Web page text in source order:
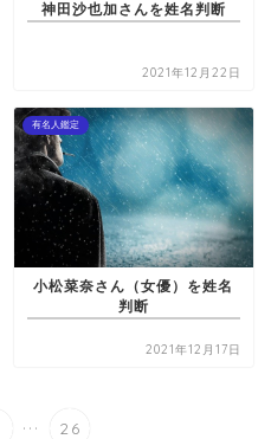
神田沙也加さんを姓名判断
2021年12月22日
有名人鑑定
小松菜奈さん（女優）を姓名
判断
2021年12月17日
... 26